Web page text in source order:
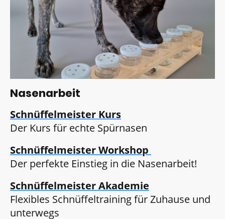
Nasenarbeit
Schnüffelmeister Kurs
Der Kurs für echte Spürnasen
Schnüffelmeister Workshop
Der perfekte Einstieg in die Nasenarbeit!
Schnüffelmeister Akademie
Flexibles Schnüffeltraining für Zuhause und
unterwegs